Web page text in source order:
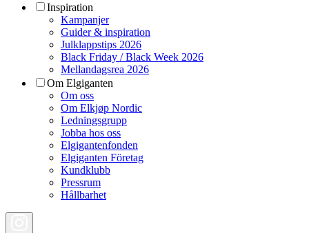
Inspiration
Kampanjer
Guider & inspiration
Julklappstips 2026
Black Friday / Black Week 2026
Mellandagsrea 2026
Om Elgiganten
Om oss
Om Elkjøp Nordic
Ledningsgrupp
Jobba hos oss
Elgigantenfonden
Elgiganten Företag
Kundklubb
Pressrum
Hållbarhet